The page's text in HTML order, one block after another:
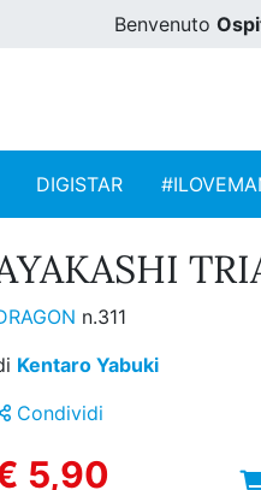
Benvenuto
DIGISTAR
n.311
Kentaro Yabuki
Condividi
5,90